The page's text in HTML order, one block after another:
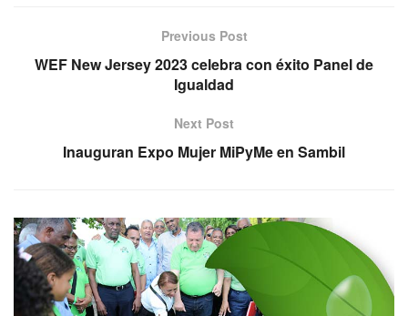
Previous Post
WEF New Jersey 2023 celebra con éxito Panel de
Igualdad
Next Post
Inauguran Expo Mujer MiPyMe en Sambil